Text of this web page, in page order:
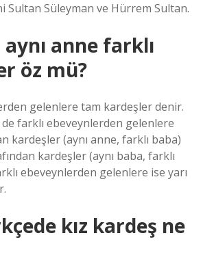
Sultan Süleyman ve Hürrem Sultan.
anne farklı
öz mü?
gelenlere tam kardeşler denir.
de farklı ebeveynlerden gelenlere
kardeşler (aynı anne, farklı baba)
kardeşler (aynı baba, farklı
ebeveynlerden gelenlere ise yarı
kız kardeş ne